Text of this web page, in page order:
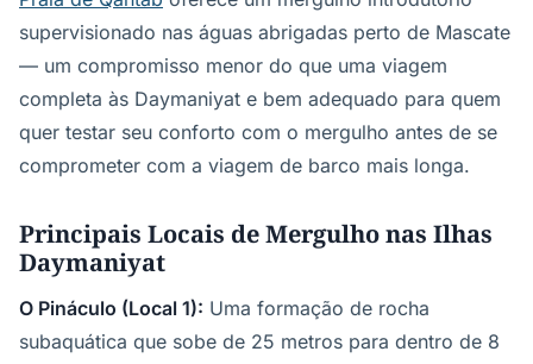
supervisionado nas águas abrigadas perto de Mascate
— um compromisso menor do que uma viagem
completa às Daymaniyat e bem adequado para quem
quer testar seu conforto com o mergulho antes de se
comprometer com a viagem de barco mais longa.
Principais Locais de Mergulho nas Ilhas
Daymaniyat
O Pináculo (Local 1): Uma formação de rocha
subaquática que sobe de 25 metros para dentro de 8